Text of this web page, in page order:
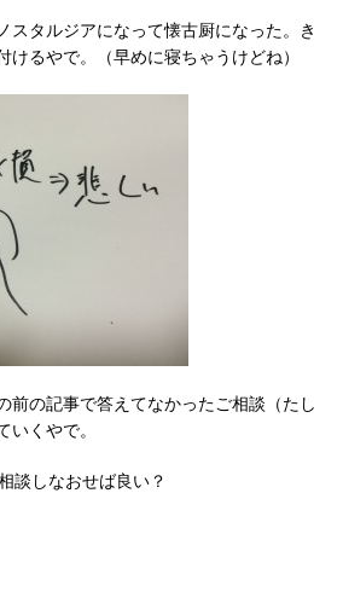
スタルジアになって懐古厨になった。き
けるやで。（早めに寝ちゃうけどね）
前の記事で答えてなかったご相談（たし
くやで。
談しなおせば良い？